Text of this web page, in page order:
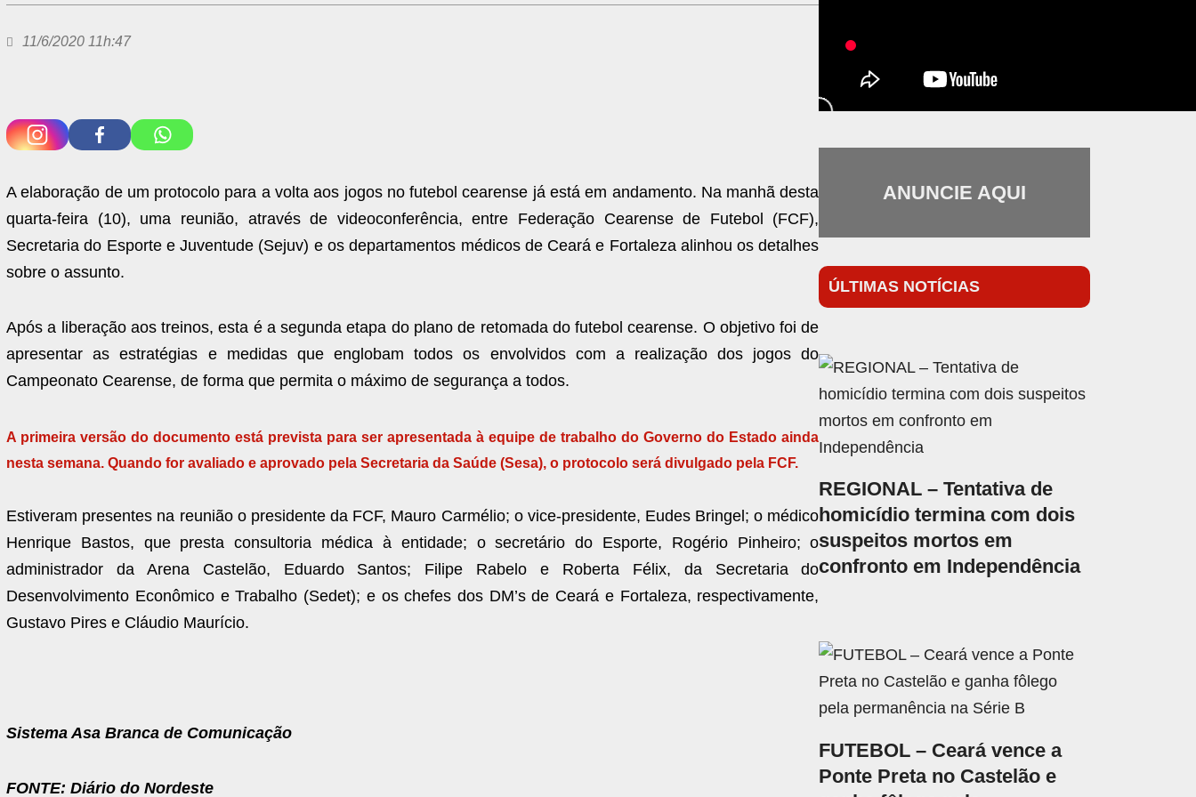
11/6/2020 11h:47
A elaboração de um protocolo para a volta aos jogos no futebol cearense já está em andamento. Na manhã desta
quarta-feira (10), uma reunião, através de videoconferência, entre Federação Cearense de Futebol (FCF),
Secretaria do Esporte e Juventude (Sejuv) e os departamentos médicos de Ceará e Fortaleza alinhou os detalhes
sobre o assunto.
Após a liberação aos treinos, esta é a segunda etapa do plano de retomada do futebol cearense. O objetivo foi de
apresentar as estratégias e medidas que englobam todos os envolvidos com a realização dos jogos do
Campeonato Cearense, de forma que permita o máximo de segurança a todos.
A primeira versão do documento está prevista para ser apresentada à equipe de trabalho do Governo do Estado ainda
nesta semana. Quando for avaliado e aprovado pela Secretaria da Saúde (Sesa), o protocolo será divulgado pela FCF.
Estiveram presentes na reunião o presidente da FCF, Mauro Carmélio; o vice-presidente, Eudes Bringel; o médico
Henrique Bastos, que presta consultoria médica à entidade; o secretário do Esporte, Rogério Pinheiro; o
administrador da Arena Castelão, Eduardo Santos; Filipe Rabelo e Roberta Félix, da Secretaria do
Desenvolvimento Econômico e Trabalho (Sedet); e os chefes dos DM’s de Ceará e Fortaleza, respectivamente,
Gustavo Pires e Cláudio Maurício.
Sistema Asa Branca de Comunicação
FONTE: Diário do Nordeste
ANUNCIE AQUI
ÚLTIMAS NOTÍCIAS
REGIONAL – Tentativa de
homicídio termina com dois
suspeitos mortos em
confronto em Independência
FUTEBOL – Ceará vence a
Ponte Preta no Castelão e